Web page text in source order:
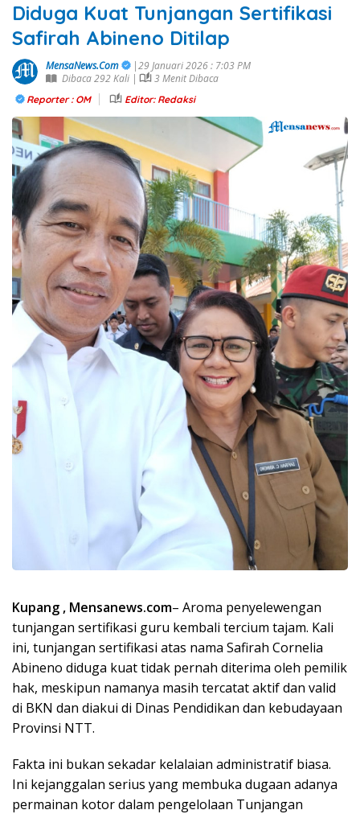
Diduga Kuat Tunjangan Sertifikasi
Safirah Abineno Ditilap
MensaNews.Com
|29 Januari 2026 : 7:03 PM
Dibaca 292 Kali |
3 Menit Dibaca
Reporter : OM Editor: Redaksi
Kupang , Mensanews.com– Aroma penyelewengan
tunjangan sertifikasi guru kembali tercium tajam. Kali
ini, tunjangan sertifikasi atas nama Safirah Cornelia
Abineno diduga kuat tidak pernah diterima oleh pemilik
hak, meskipun namanya masih tercatat aktif dan valid
di BKN dan diakui di Dinas Pendidikan dan kebudayaan
Provinsi NTT.
Fakta ini bukan sekadar kelalaian administratif biasa.
Ini kejanggalan serius yang membuka dugaan adanya
permainan kotor dalam pengelolaan Tunjangan